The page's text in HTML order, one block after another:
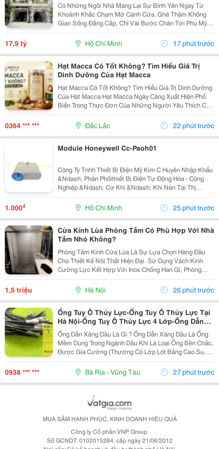
Có Những Ngôi Nhà Mang Lại Sự Bình Yên Ngay Từ
Khoảnh Khắc Chạm Mở Cánh Cửa. Ghé Thăm Không
Gian Sống Đẳng Cấp, Chỉ Vài Bước Chân Tới Phú Mỹ
Hưng: - Vị Trí: Kdc Tân Mỹ, Đường Rộng 20M Thông
Thoáng - Diện Tích: 5 &Times; 18M &Bull; 1 Trệt 3 Lầu...
17,9 tỷ Hồ Chí Minh 17 phút trước
Hạt Macca Có Tốt Không? Tìm Hiểu Giá Trị
Dinh Dưỡng Của Hạt Macca
Hạt Macca Có Tốt Không? Tìm Hiểu Giá Trị Dinh Dưỡng
Của Hạt Macca Hạt Macca Ngày Càng Xuất Hiện Phổ
Biến Trong Thực Đơn Của Những Người Yêu Thích Các
Loại Hạt Dinh Dưỡng. Với Vị Béo Nhẹ, Thơm Bùi Và
Cách Sử Dụng Đơn Giản, Macca Có Thể Trở Thành
0364 *** *** Đắc Lắc 22 phút trước
Module Honeywell Cc-Paoh01
Công Ty Tnhh Thiết Bị Điện Mỹ Kim C Huyên Nhập Khẩu
&Ndash; Phân Phốithiết Bị Điện Tự Động Hóa - Công
Nghiệp &Ndash; Cơ Khí &Ndash; Khí Nén Tại Thị
Trường Việt Nam. Những Thương Hiệu Mà Mỹ Kim
Thường Xuyên Phân Phối: Yaskawa &Ndash;
Panasonic...
1.000₫ Hồ Chí Minh 25 phút trước
Cửa Kính Lùa Phòng Tắm Có Phù Hợp Với Nhà
Tắm Nhỏ Không?
Phòng Tắm Kính Cửa Lùa Là Sự Lựa Chọn Hàng Đầu
Cho Thiết Kế Nội Thất Hiện Đại. Sử Dụng Vách Kính
Cường Lực Kết Hợp Với Inox Chống Han Gỉ, Phòng
Tắm Này Không Chỉ Bền Vững Và Chịu Lực Tốt Mà Còn
Giúp Tối Ưu Hóa Ánh Sáng Tự Nhiên, Đồng Thời Đảm
1,5 triệu Hà Nội 26 phút trước
Ống Tuy Ô Thủy Lực-Ống Tuy Ô Thủy Lực Tại
Hà Nội-Ống Tuy Ô Thủy Lực 4 Lớp-Ống Dẫn
Dầu Thủy Lực-Đầu Nối Ống Đầu Thủy Lực
-Ống Tuy Ô Thủy Lực-Ống Nối Thủy Lực- Cút
Nối Ống Thủy Lực -Đầu Cút Ống Thủy Lực-
Dây Thủy Lực-Ongthuyluc
Ống Dẫn Xăng Dầu Là Gì ? Ống Dẫn Xăng Dầu Là Ống
Mềm Dùng Trong Ngành Dầu Khí Là Loại Ống Bền Chắc,
Được Gia Cường (Thường Có Lớp Lót Bằng Cao Su,
Pvc Hoặc Ptfe), Được Thiết Kế Để Vận Chuyển Nhiên
Liệu Và Dầu Một Cách An Toàn Như Xăng, Dầu...
0938 *** *** Bà Rịa - Vũng Tàu 27 phút trước
MUA SẮM HẠNH PHÚC, KINH DOANH HIỆU QUẢ
Công ty Cổ phần VNP Group.
Số GCNDT: 0102015284, cấp ngày 21/06/2012